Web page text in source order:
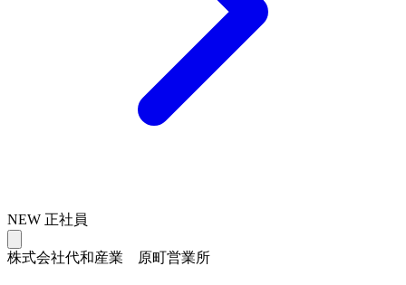
NEW 正社員
株式会社代和産業 原町営業所